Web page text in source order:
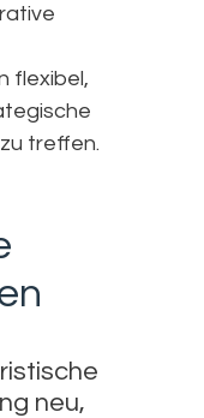
flexibel,
treffen.
neu,